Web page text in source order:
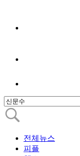
전체뉴스
피플